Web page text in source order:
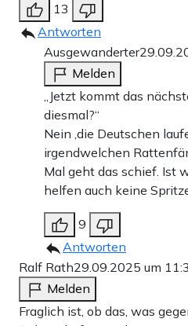
13
Antworten
Ausgewanderter
Melden
„Jetzt kommt das
diesmal?“
Nein ,die Deutschen
irgendwelchen
Mal geht das schief. Ist
helfen auch keine
9
Antworten
Ralf Rath29.09.2025 um
Melden
Fraglich ist, ob das, was